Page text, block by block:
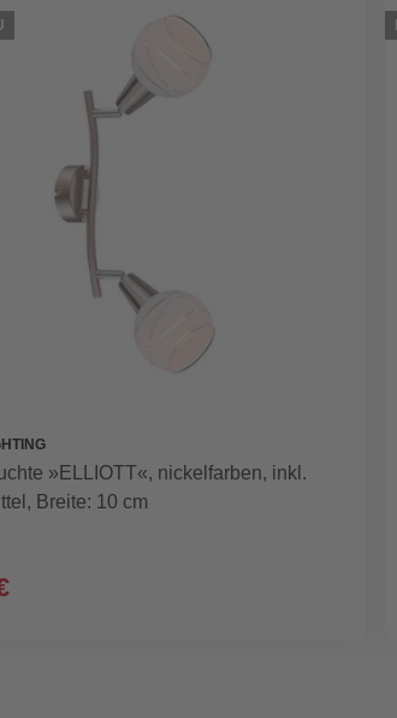
»ELLIOTT«, nickelfarben, inkl.
Breite: 10 cm